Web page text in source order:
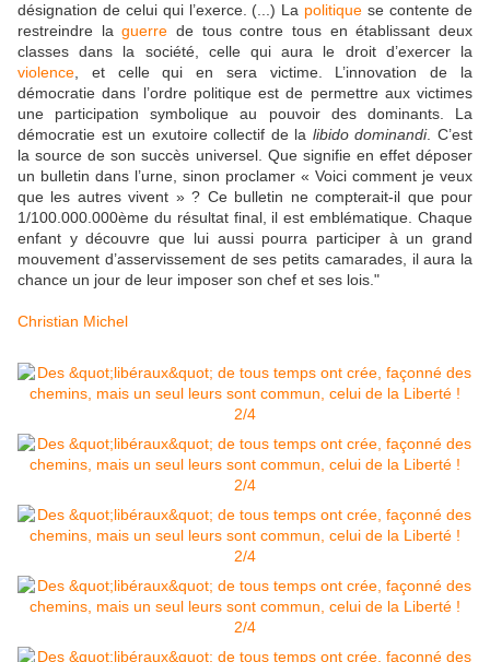
désignation de celui qui l’exerce. (...) La politique se contente de
restreindre laguerre de tous contre tous en établissant deux
classes dans la société, celle qui aura le droit d’exercer la
violence , et celle qui en sera victime. L’innovation de la
démocratie dans l’ordre politique est de permettre aux victimes
une participation symbolique au pouvoir des dominants. La
démocratie est un exutoire collectif de la libido dominandi. C’est
la source de son succès universel. Que signifie en effet déposer
un bulletin dans l’urne, sinon proclamer « Voici comment je veux
que les autres vivent » ? Ce bulletin ne compterait-il que pour
1/100.000.000ème du résultat final, il est emblématique. Chaque
enfant y découvre que lui aussi pourra participer à un grand
mouvement d’asservissement de ses petits camarades, il aura la
chance un jour de leur imposer son chef et ses lois."
Christian Michel